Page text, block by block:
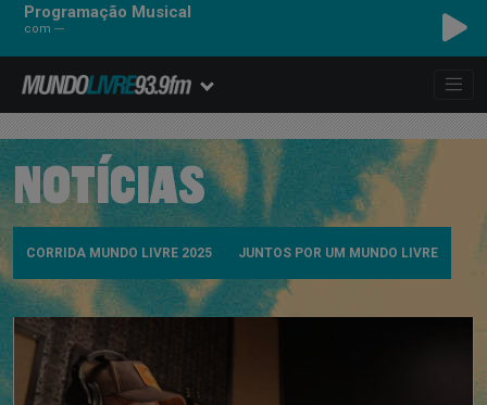
Programação Musical
com ---
NOTÍCIAS
CORRIDA MUNDO LIVRE 2025 JUNTOS POR UM MUNDO LIVRE